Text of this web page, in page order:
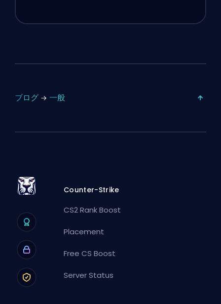
ブログ 一般
Counter-Strike
CS2 Rank Boost
Placement
Free CS Boost
Server Status